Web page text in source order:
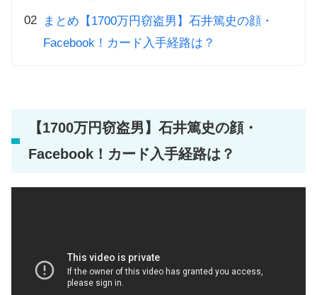
まとめ【1700万円窃盗男】石井篤史の顔・
Facebook！カード入手経路は？
【1700万円窃盗男】石井篤史の顔・
Facebook！カード入手経路は？